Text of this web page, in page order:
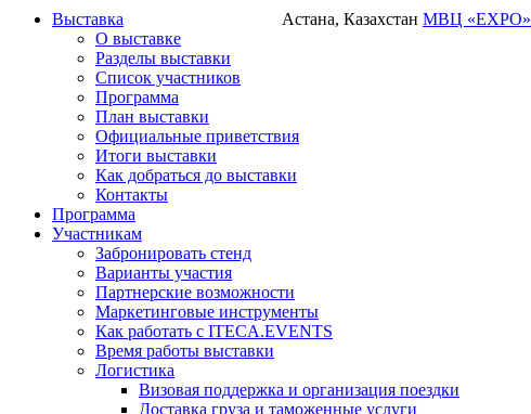
Астана, Казахстан МВЦ «EXPO»
Выставка
О выставке
Разделы выставки
Список участников
Программа
План выставки
Официальные приветствия
Итоги выставки
Как добраться до выставки
Контакты
Программа
Участникам
Забронировать стенд
Варианты участия
Партнерские возможности
Маркетинговые инструменты
Как работать с ITECA.EVENTS
Время работы выставки
Логистика
Визовая поддержка и организация поездки
Доставка груза и таможенные услуги